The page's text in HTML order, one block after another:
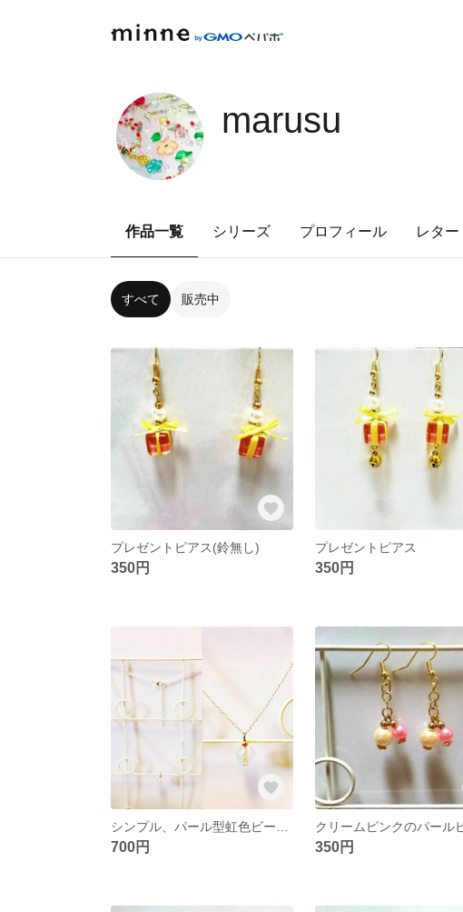
marusu
作品一覧 シリーズ プロフィール レター
すべて 販売中
プレゼントピアス(鈴無し)
350円
プレゼントピアス
350円
700円
クリームピンクのパール
350円